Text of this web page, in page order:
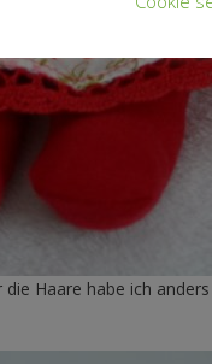
Haare habe ich